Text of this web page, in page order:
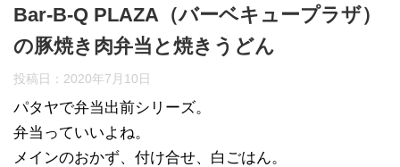
Bar-B-Q PLAZA（バーベキュープラザ）
の豚焼き肉弁当と焼きうどん
投稿日： 2020年7月10日
パタヤで弁当出前シリーズ。
弁当っていいよね。
メインのおかず、付け合せ、白ごはん。